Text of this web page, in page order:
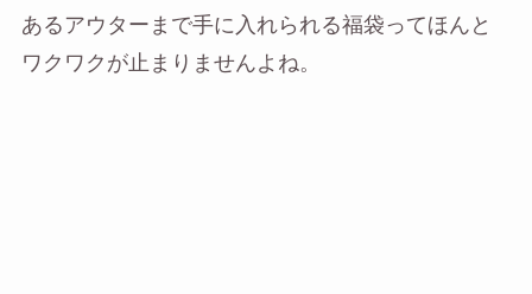
あるアウターまで手に入れられる福袋ってほんと
ワクワクが止まりませんよね。